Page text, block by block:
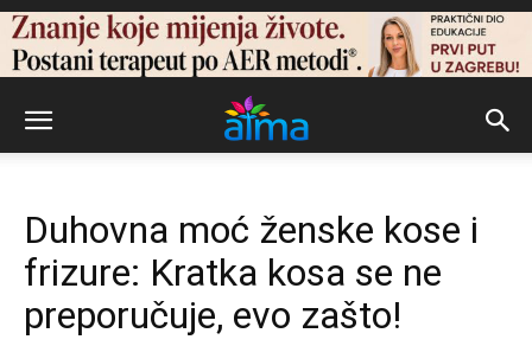
Duhovna moć ženske kose i
frizure: Kratka kosa se ne
preporučuje, evo zašto!